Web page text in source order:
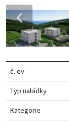
č. ev
Typ nabídky
Kategorie